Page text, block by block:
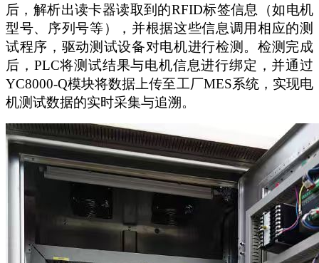
后，解析出读卡器读取到的RFID标签信息（如电机
型号、序列号等），并根据这些信息调用相应的测
试程序，驱动测试设备对电机进行检测。检测完成
后，PLC将测试结果与电机信息进行绑定，并通过
YC8000-Q模块将数据上传至工厂MES系统，实现电
机测试数据的实时采集与追溯。